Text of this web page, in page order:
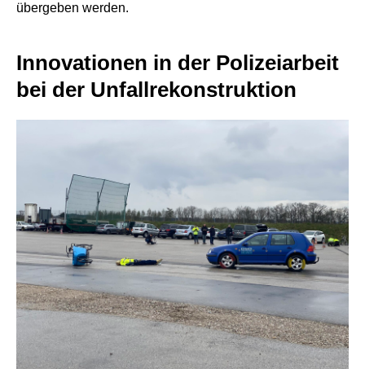
übergeben werden.
Innovationen in der Polizeiarbeit
bei der Unfallrekonstruktion
Datenschutz
Impressum
Leistungen
Kurzgutachten
Gebrauchtwagenbewertung
Beweissicherung
Begleitung beim Autokauf